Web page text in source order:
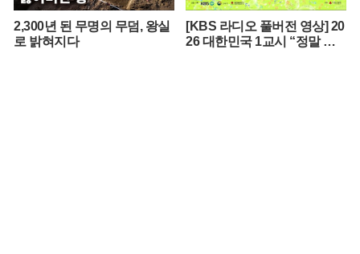
2,300년 된 무명의 무덤, 왕실
로 밝혀지다
[KBS 라디오 풀버전 영상] 20
26 대한민국 1교시 “정말 좋